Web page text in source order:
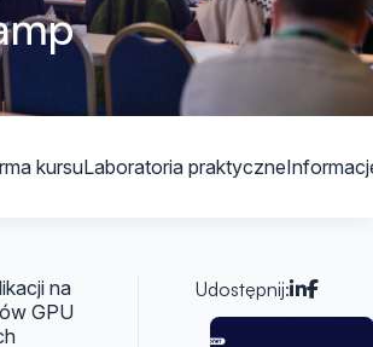
kursuLaboratoria praktyczne
na
GPU
Udostępnij: